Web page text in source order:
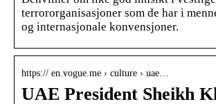
terrororganisasjoner som de har i
og internasjonale konvensjoner.
https:// en.vogue.me › culture › uae…
UAE President Sheikh